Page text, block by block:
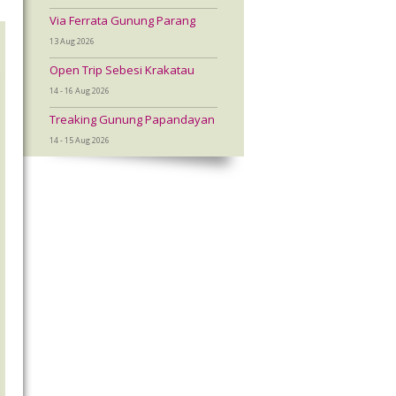
Via Ferrata Gunung Parang
13 Aug 2026
Open Trip Sebesi Krakatau
14 - 16 Aug 2026
Treaking Gunung Papandayan
14 - 15 Aug 2026